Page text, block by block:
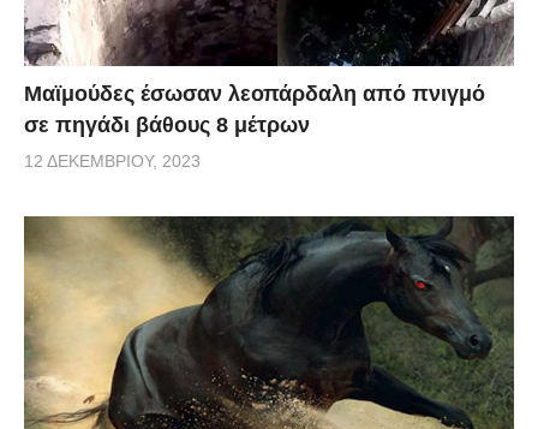
Μαϊμούδες έσωσαν λεοπάρδαλη από πνιγμό
σε πηγάδι βάθους 8 μέτρων
12 ΔΕΚΕΜΒΡΊΟΥ, 2023